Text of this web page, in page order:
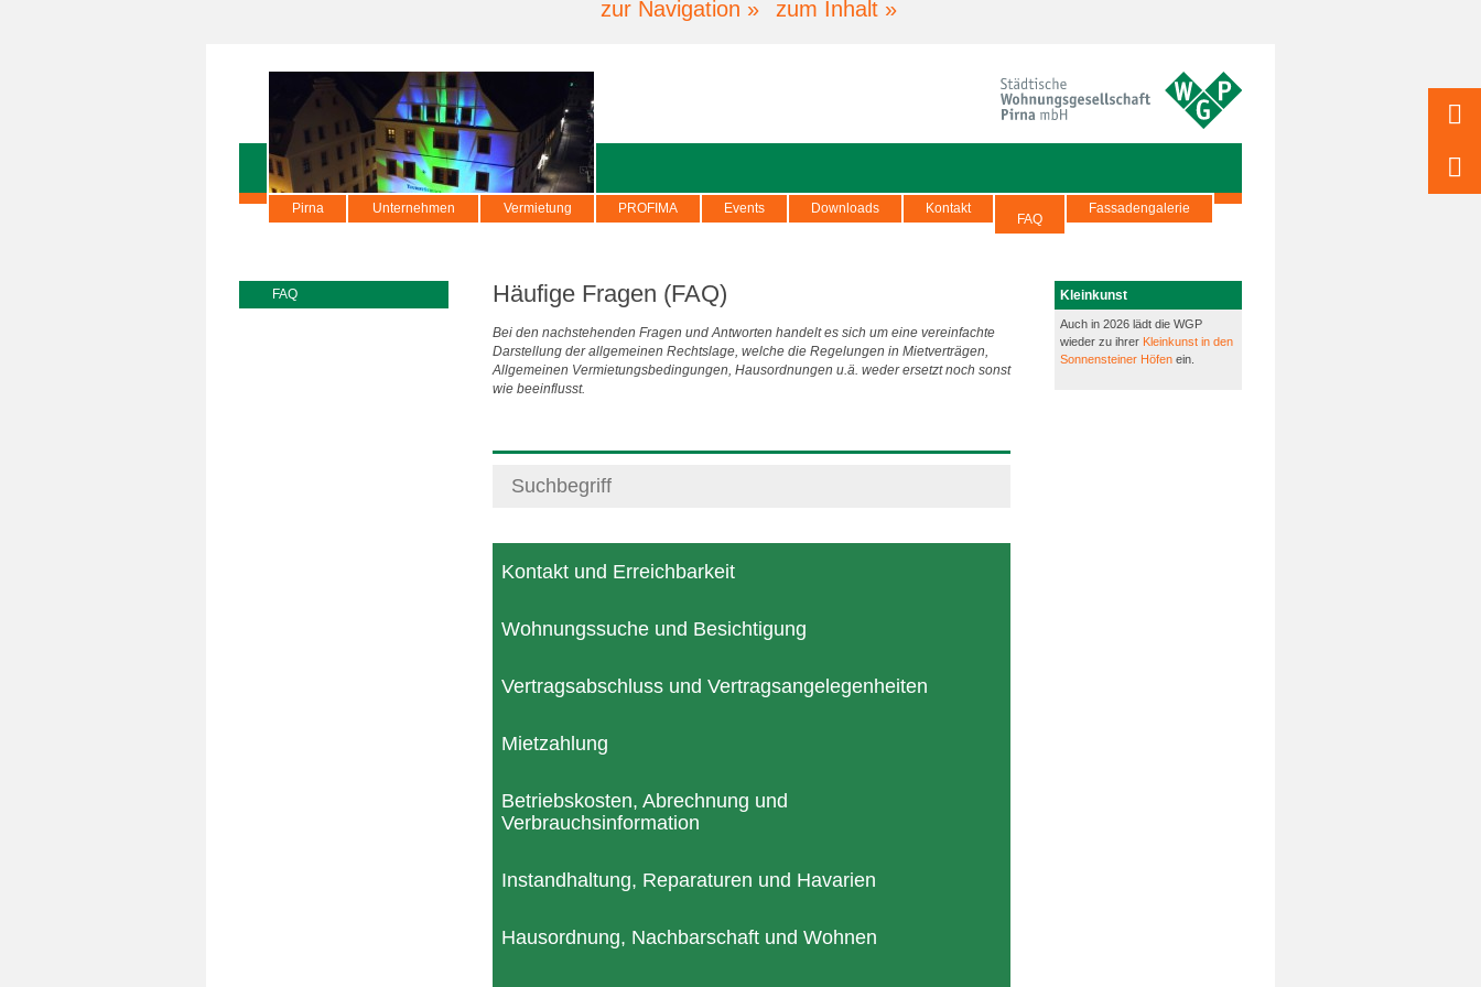
zur Navigation » zum Inhalt »
Pirna Unternehmen Vermietung PROFIMA Events Downloads Kontakt
FAQ
Fassadengalerie
FAQ Häufige Fragen (FAQ)
Bei den nachstehenden Fragen und Antworten handelt es sich um eine vereinfachte
Darstellung der allgemeinen Rechtslage, welche die Regelungen in Mietverträgen,
Allgemeinen Vermietungsbedingungen, Hausordnungen u.ä. weder ersetzt noch sonst
wie beeinflusst.
Kontakt und Erreichbarkeit
Wohnungssuche und Besichtigung
Vertragsabschluss und Vertragsangelegenheiten
Mietzahlung
Betriebskosten, Abrechnung und
Verbrauchsinformation
Instandhaltung, Reparaturen und Havarien
Hausordnung, Nachbarschaft und Wohnen
Kleinkunst
Auch in 2026 lädt die WGP
wieder zu ihrer Kleinkunst in den
Sonnensteiner Höfen ein.